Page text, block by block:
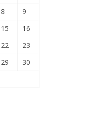
8
9
15
16
22
23
29
30